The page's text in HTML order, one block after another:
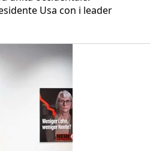
Usa con i leader